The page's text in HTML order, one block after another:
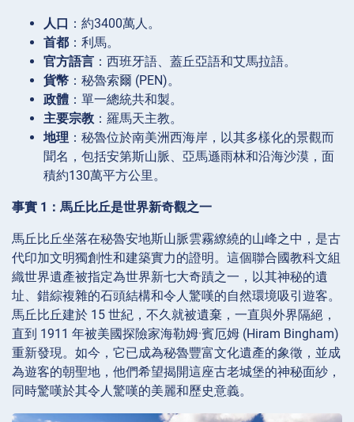
人口 ：約3400萬人。
首都 ：利馬。
官方語言 ：西班牙語、蓋丘亞語和艾馬拉語。
貨幣 ：秘魯索爾 (PEN)。
政體 ：單一總統共和製。
主要宗教 ：羅馬天主教。
地理 ：秘魯位於南美洲西海岸，以其多樣化的景觀而
聞名，包括安第斯山脈、亞馬遜雨林和沿海沙漠，面
積約130萬平方公里。
事實 1：馬丘比丘是世界新奇觀之一
馬丘比丘坐落在秘魯安地斯山脈雲霧繚繞的山峰之中，是古
代印加文明獨創性和建築實力的證明。這個聯合國教科文組
織世界遺產被指定為世界新七大奇蹟之一，以其神秘的遺
址、錯綜複雜的石頭結構和令人驚嘆的自然環境吸引遊客。
馬丘比丘建於 15 世紀，不久就被遺棄，一直與外界隔絕，
直到 1911 年被美國探險家海勒姆·賓厄姆 (Hiram Bingham)
重新發現。如今，它已成為秘魯豐富文化遺產的象徵，並成
為遊客的朝聖地，他們希望揭開這座古老城堡的神秘面紗，
同時驚嘆於其令人驚嘆的美麗和歷史意義。